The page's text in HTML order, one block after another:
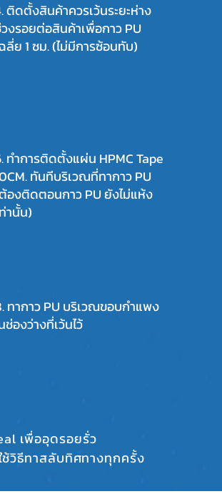
ติดตั้งสินค้าควรเว้นระยะห่าง
งรอยต่อสินค้าเพื่อกาว PU
ลี่ย 1 ซม. (ไม่มีการซ้อนทับ)
ทำการติดตั้งแผ่น HPMC Tape
ทันทีบริเวณที่ทากาว PU
องติดตอนกาว PU ยังไม่แห้ง
านั้น)
ทากาว PU บริเวณขอบกำแพง
ช่องว่างที่เว้นไว้
เพื่ออุดรอยรั่ว
ช้วิธีทาสลับทิศทางทุกครั้ง